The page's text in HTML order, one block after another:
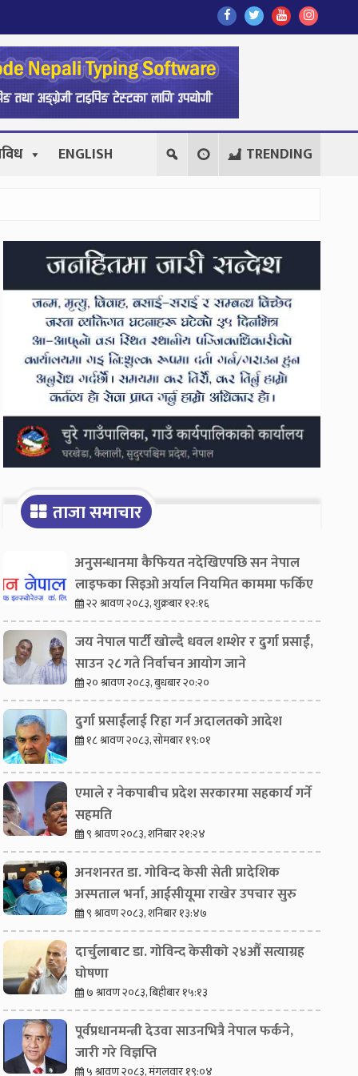
Find
Us
On
Facebook
Find
Us
Find
Us
Follow
Us
ENGLISH TRENDING
Secondary
Sidebar
ताजा समाचार
अनुसन्धानमा कैफियत नदेखिएपछि सन नेपाल
लाइफका सिइओ अर्याल नियमित काममा फर्किए
२२ श्रावण २०८३, शुक्रबार १२:१६
जय नेपाल पार्टी खोल्दै धवल शम्शेर र दुर्गा प्रसाईं,
साउन २८ गते निर्वाचन आयोग जाने
२० श्रावण २०८३, बुधबार २०:२०
दुर्गा प्रसाईंलाई रिहा गर्न अदालतको आदेश
१८ श्रावण २०८३, सोमबार १९:०१
एमाले र नेकपाबीच प्रदेश सरकारमा सहकार्य गर्ने
सहमति
९ श्रावण २०८३, शनिबार २१:२४
अनशनरत डा. गोविन्द केसी सेती प्रादेशिक
अस्पताल भर्ना, आईसीयूमा राखेर उपचार सुरु
९ श्रावण २०८३, शनिबार १३:४७
दार्चुलाबाट डा. गोविन्द केसीको २४औँ सत्याग्रह
घोषणा
७ श्रावण २०८३, बिहीबार १५:१३
पूर्वप्रधानमन्त्री देउवा साउनभित्रै नेपाल फर्कने,
जारी गरे विज्ञप्ति
५ श्रावण २०८३, मंगलवार १९:०४